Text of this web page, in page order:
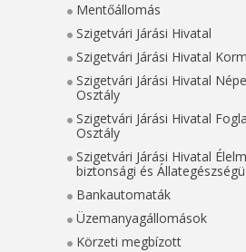
Mentőállomás
Szigetvári Járási Hivatal
Szigetvári Járási Hivatal
Szigetvári Járási Hivatal
Osztály
Szigetvári Járási Hivatal
Osztály
Szigetvári Járási Hivatal
biztonsági és
Bankautomaták
Üzemanyagállomások
Körzeti megbízott